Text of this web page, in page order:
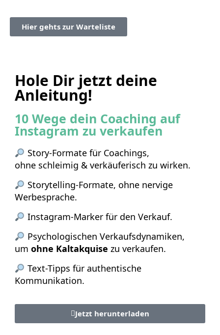
Hier gehts zur Warteliste
Hole Dir jetzt deine
Anleitung!
10 Wege dein Coaching auf
Instagram zu verkaufen
Story-Formate für Coachings,
ohne schleimig & verkäuferisch zu wirken.
Storytelling-Formate, ohne nervige
Werbesprache.
Instagram-Marker für den Verkauf.
Psychologischen Verkaufsdynamiken,
um ohne Kaltakquise zu verkaufen.
Text-Tipps für authentische
Kommunikation.
Jetzt herunterladen